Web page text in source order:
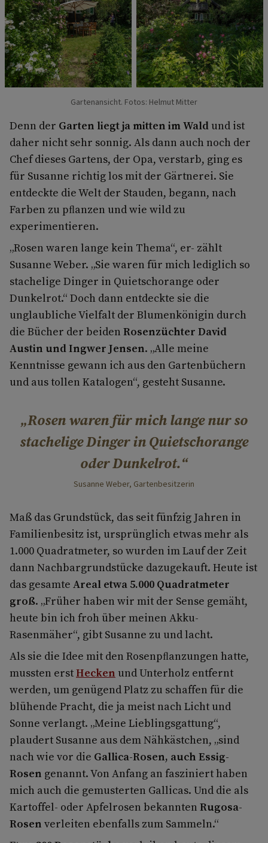
Gartenansicht. Fotos: Helmut Mitter
Denn der Garten liegt ja mitten im Wald und ist
daher nicht sehr sonnig. Als dann auch noch der
Chef dieses Gartens, der Opa, verstarb, ging es
für Susanne richtig los mit der Gärtnerei. Sie
entdeckte die Welt der Stauden, begann, nach
Farben zu pﬂanzen und wie wild zu
experimentieren.
„Rosen waren lange kein Thema“, er- zählt
Susanne Weber. „Sie waren für mich lediglich so
stachelige Dinger in Quietschorange oder
Dunkelrot.“ Doch dann entdeckte sie die
unglaubliche Vielfalt der Blumenkönigin durch
die Bücher der beiden Rosenzüchter David
Austin und Ingwer Jensen. „Alle meine
Kenntnisse gewann ich aus den Gartenbüchern
und aus tollen Katalogen“, gesteht Susanne.
Rosen waren für mich lange nur so
stachelige Dinger in Quietschorange
oder Dunkelrot.
Susanne Weber, Gartenbesitzerin
Maß das Grundstück, das seit fünfzig Jahren in
Familienbesitz ist, ursprünglich etwas mehr als
1.000 Quadratmeter, so wurden im Lauf der Zeit
dann Nachbargrundstücke dazugekauft. Heute ist
das gesamte Areal etwa 5.000 Quadratmeter
groß. „Früher haben wir mit der Sense gemäht,
heute bin ich froh über meinen Akku-
Rasenmäher“, gibt Susanne zu und lacht.
Als sie die Idee mit den Rosenpﬂanzungen hatte,
mussten erstHecken und Unterholz entfernt
werden, um genügend Platz zu schaffen für die
blühende Pracht, die ja meist nach Licht und
Sonne verlangt. „Meine Lieblingsgattung“,
plaudert Susanne aus dem Nähkästchen, „sind
nach wie vor die Gallica-Rosen, auch Essig-
Rosen genannt. Von Anfang an fasziniert haben
mich auch die gemusterten Gallicas. Und die als
Kartoffel- oder Apfelrosen bekannten Rugosa-
Rosen verleiten ebenfalls zum Sammeln.“